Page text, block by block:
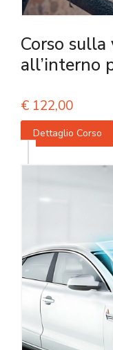
Corso
all’interno
€ 122,00
Dettaglio Corso